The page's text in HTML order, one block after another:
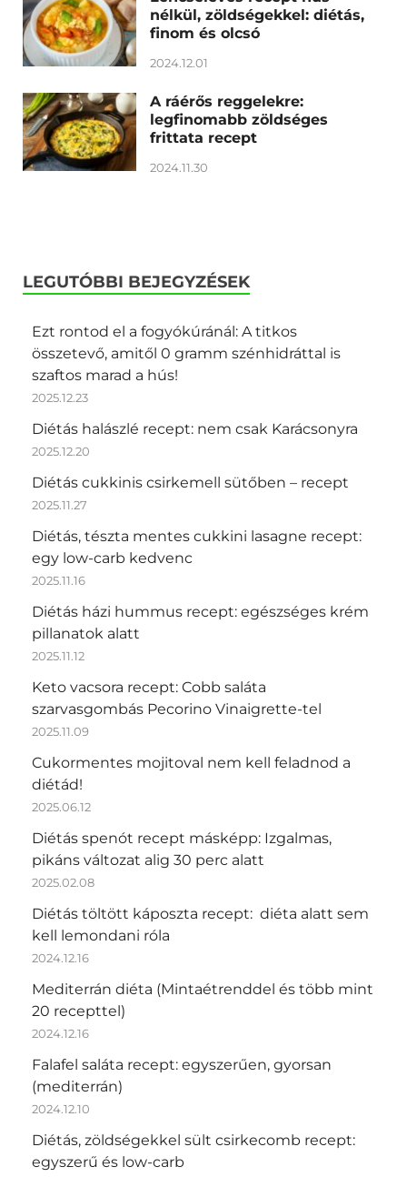
nélkül, zöldségekkel: diétás,
finom és olcsó
2024.12.01
A ráérős reggelekre:
legfinomabb zöldséges
frittata recept
2024.11.30
LEGUTÓBBI BEJEGYZÉSEK
Ezt rontod el a fogyókúránál: A titkos
összetevő, amitől 0 gramm szénhidráttal is
szaftos marad a hús!
2025.12.23
Diétás halászlé recept: nem csak Karácsonyra
2025.12.20
Diétás cukkinis csirkemell sütőben – recept
2025.11.27
Diétás, tészta mentes cukkini lasagne recept:
egy low-carb kedvenc
2025.11.16
Diétás házi hummus recept: egészséges krém
pillanatok alatt
2025.11.12
Keto vacsora recept: Cobb saláta
szarvasgombás Pecorino Vinaigrette-tel
2025.11.09
Cukormentes mojitoval nem kell feladnod a
diétád!
2025.06.12
Diétás spenót recept másképp: Izgalmas,
pikáns változat alig 30 perc alatt
2025.02.08
Diétás töltött káposzta recept: diéta alatt sem
kell lemondani róla
2024.12.16
Mediterrán diéta (Mintaétrenddel és több mint
20 recepttel)
2024.12.16
Falafel saláta recept: egyszerűen, gyorsan
(mediterrán)
2024.12.10
Diétás, zöldségekkel sült csirkecomb recept:
egyszerű és low-carb